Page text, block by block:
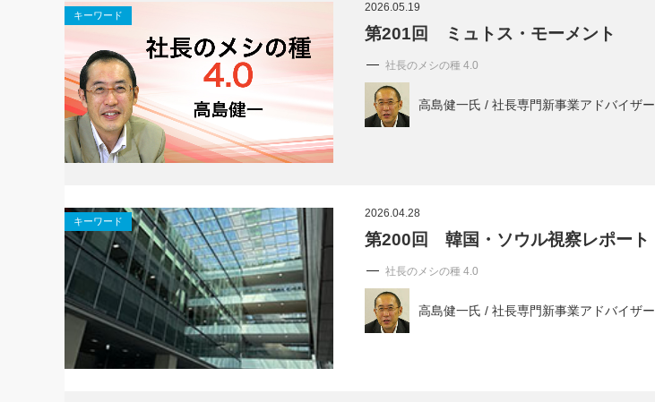
キーワード
2026.05.19
第201回 ミュトス・モーメント
社長のメシの種 4.0
高島健一氏 / 社長専門新事業アドバイザー
キーワード
2026.04.28
第200回 韓国・ソウル視察レポート
社長のメシの種 4.0
高島健一氏 / 社長専門新事業アドバイザー